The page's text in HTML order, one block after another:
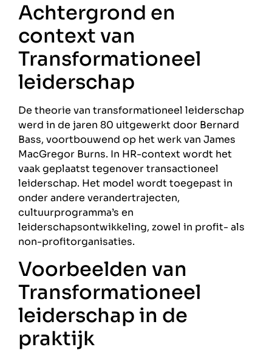
Achtergrond en
context van
Transformationeel
leiderschap
De theorie van transformationeel leiderschap
werd in de jaren 80 uitgewerkt door Bernard
Bass, voortbouwend op het werk van James
MacGregor Burns. In HR-context wordt het
vaak geplaatst tegenover transactioneel
leiderschap. Het model wordt toegepast in
onder andere verandertrajecten,
cultuurprogramma’s en
leiderschapsontwikkeling, zowel in profit- als
non-profitorganisaties.
Voorbeelden van
Transformationeel
leiderschap in de
praktijk